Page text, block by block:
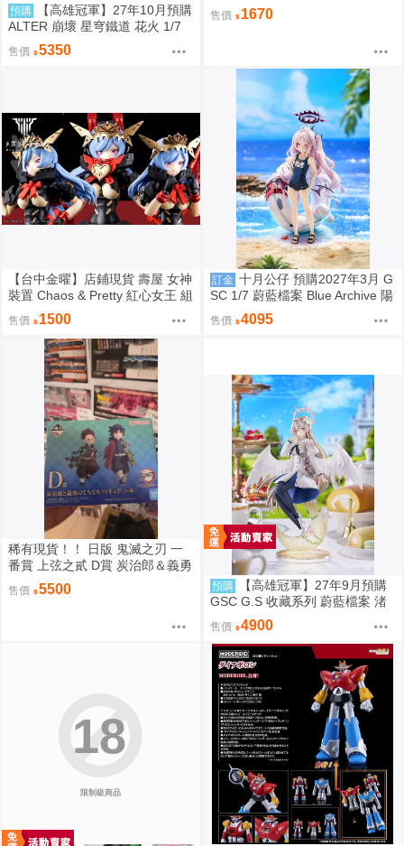
預購
【高雄冠軍】27年10月預購
ALTER 崩壞 星穹鐵道 花火 1/7
附特典 免訂金0904
售價 5350
再販 組裝模型 0907
售價 1670
【台中金曜】店鋪現貨 壽屋 女神
裝置 Chaos & Pretty 紅心女王 組
裝模型
售價 1500
訂金 十月公仔 預購2027年3月 G
SC 1/7 蔚藍檔案 Blue Archive 陽
奈（泳裝）再販 0907
售價 4095
稀有現貨！！ 日版 鬼滅之刃 一
番賞 上弦之貳 D賞 炭治郎＆義勇
Q版模型 竈門炭治郎 富岡義勇
售價 5500 預購
【高雄冠軍】27年9月預購
GSC G.S 收藏系列 蔚藍檔案 渚
花香微笑 1/7 免訂金0928
售價 4900
限制級商品
18